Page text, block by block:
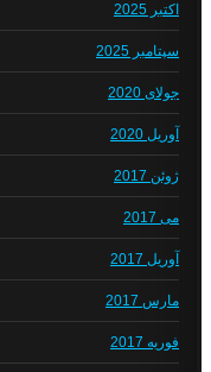
اکتبر 2025
سپتامبر 2025
جولای 2020
آوریل 2020
ژوئن 2017
می 2017
آوریل 2017
مارس 2017
فوریه 2017